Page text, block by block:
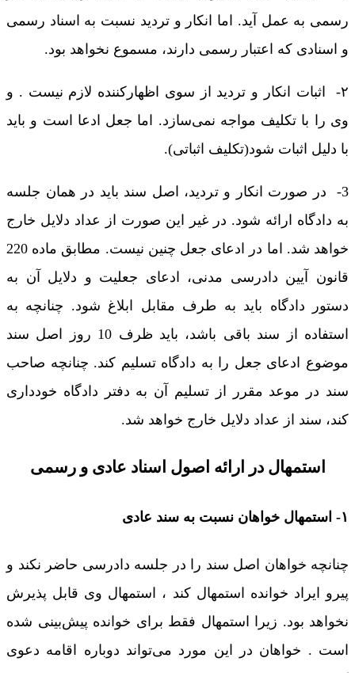
رسمی به عمل آید. اما انکار و تردید نسبت به اسناد رسمی
و اسنادی که اعتبار رسمی دارند، مسموع نخواهد بود.
۲- اثبات انکار و تردید از سوی اظهارکننده لازم نیست . و
وی را با تکلیف مواجه نمی‌سازد. اما جعل ادعا است و باید
با دلیل اثبات شود(تکلیف اثباتی).
3- در صورت انکار و تردید، اصل سند باید در‌‌ همان جلسه
به دادگاه ارائه شود. در غیر این صورت از عداد دلایل خارج
خواهد شد. اما در ادعای جعل چنین نیست. مطابق ماده 220
قانون آیین دادرسی مدنی، ادعای جعلیت و دلایل آن به
دستور دادگاه باید به طرف مقابل ابلاغ شود. چنانچه به
استفاده از سند باقی باشد، باید ظرف 10 روز اصل سند
موضوع ادعای جعل را به دادگاه تسلیم کند. چنانچه صاحب
سند در موعد مقرر از تسلیم آن به دفتر دادگاه خودداری
کند، سند از عداد دلایل خارج خواهد شد.
استمهال در ارائه اصول اسناد عادی و رسمی
۱- استمهال خواهان نسبت به سند عادی
چنانچه خواهان اصل سند را در جلسه دادرسی حاضر نکند و
پیرو ایراد خوانده استمهال کند ، استمهال وی قابل پذیرش
نخواهد بود. زیرا استمهال فقط برای خوانده پیش‌بینی شده
است . خواهان در این مورد می‌تواند دوباره اقامه دعوی